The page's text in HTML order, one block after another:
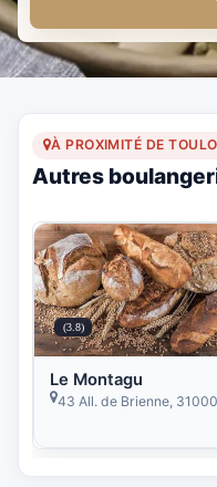
À PROXIMITÉ DE
Autres
(3.8)
Le Montagu
43 All. de Brienne,